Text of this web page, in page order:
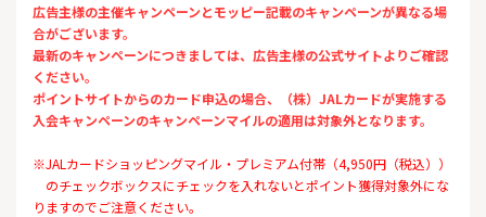
広告主様の主催キャンペーンとモッピー記載のキャンペーンが異なる場
合がございます。
最新のキャンペーンにつきましては、広告主様の公式サイトよりご確認
ください。
ポイントサイトからのカード申込の場合、（株）JALカードが実施する
入会キャンペーンのキャンペーンマイルの適用は対象外となります。
※JALカードショッピングマイル・プレミアム付帯（4,950円（税込））
のチェックボックスにチェックを入れないとポイント獲得対象外にな
りますのでご注意ください。